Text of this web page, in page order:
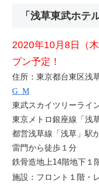
「浅草東武ホテ
2020年10月8日（
プン予定！
住所：東京都台東区浅
Google Map
東武スカイツリーライ
東京メトロ銀座線「浅
都営浅草線「浅草」駅
雷門から徒歩１分
鉄骨造地上14階地下１
施設：フロント１階・レ